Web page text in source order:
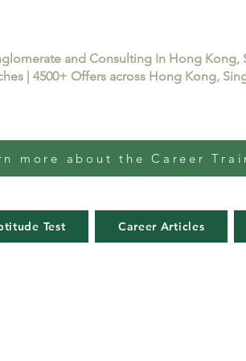
and Consulting In Hong Kong,
| 4500+ Offers across Hong Kong,
more about the Career
Test Career Articles